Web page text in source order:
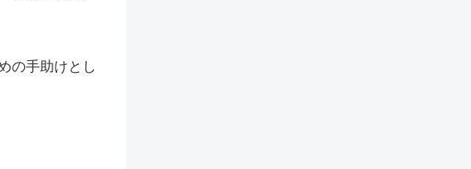
の手助けとし